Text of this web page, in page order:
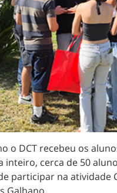
o DCT recebeu os
inteiro, cerca de 50
participar na atividade